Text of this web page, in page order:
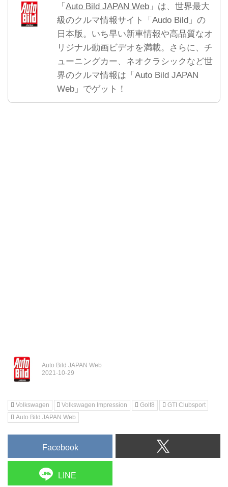
「Auto Bild JAPAN Web 」は、世界最大
級のクルマ情報サイト「Audo Bild」の
日本版。いち早い新車情報や高品質なオ
リジナル動画ビデオを満載。さらに、チ
ューニングカー、ネオクラシックなど世
界のクルマ情報は「Auto Bild JAPAN
Web」でゲット！
Auto Bild JAPAN Web
Volkswagen Volkswagen Impression Golf8
GTI Clubsport
Auto Bild JAPAN Web
Facebook
LINE